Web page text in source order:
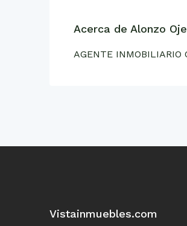
Acerca de Alonzo
AGENTE INMOBILIARIO
Vistainmuebles.com